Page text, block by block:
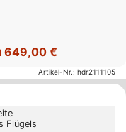
649,00 €
Artikel-Nr.: hdr2111105
Flügels